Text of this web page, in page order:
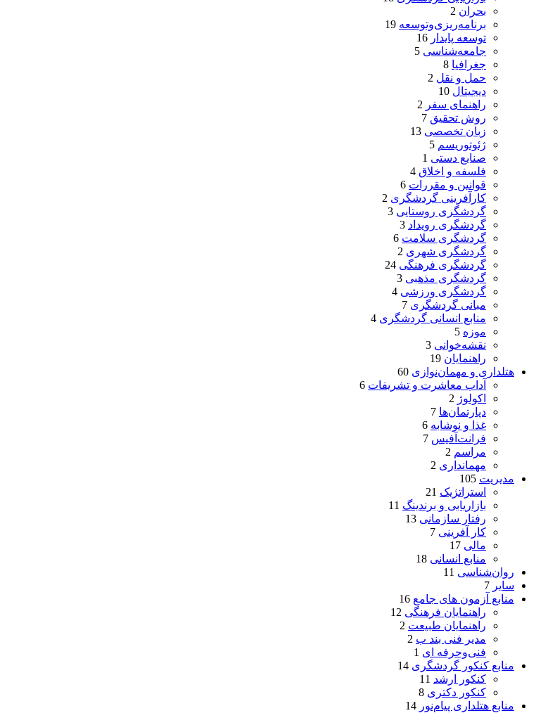
بحران 2
برنامه‌ریزی‌وتوسعه 19
توسعه پایدار 16
جامعه‌شناسی 5
جغرافیا 8
حمل و نقل 2
دیجیتال 10
راهنمای سفر 2
روش تحقیق 7
زبان تخصصی 13
ژئوتوریسم 5
صنایع دستی 1
فلسفه و اخلاق 4
قوانین و مقررات 6
کارآفرینی گردشگری 2
گردشگری روستایی 3
گردشگری رویداد 3
گردشگری سلامت 6
گردشگری شهری 2
گردشگری فرهنگی 24
گردشگری مذهبی 3
گردشگری ورزشی 4
مبانی گردشگری 7
منابع انسانی گردشگری 4
موزه 5
نقشه‌خوانی 3
راهنمایان 19
هتلداری و مهمان‌نوازی 60
آداب معاشرت و تشریفات 6
اکولوژ 2
دپارتمان‌ها 7
غذا و نوشابه 6
فرانت‌آفیس 7
مراسم 2
مهمانداری 2
مدیریت 105
استراتژیک 21
بازاریابی و برندینگ 11
رفتار سازمانی 13
کار آفرینی 7
مالی 17
منابع انسانی 18
روان‌شناسی 11
سایر 7
منابع آزمون های جامع 16
راهنمایان فرهنگی 12
راهنمایان طبیعت 2
مدیر فنی بند ب 2
فنی‌وحرفه‌ ای 1
منابع کنکور گردشگری 14
کنکور ارشد 11
کنکور دکتری 8
منابع هتلداری پیام‌نور 14